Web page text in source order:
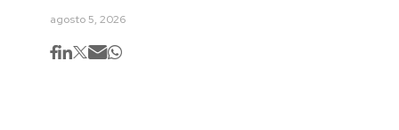
agosto 5, 2026